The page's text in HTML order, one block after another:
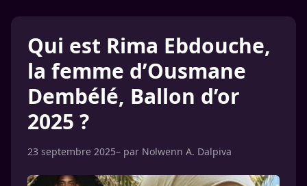
Qui est Rima Ebdouche,
la femme d’Ousmane
Dembélé, Ballon d’or
2025 ?
23 septembre 2025– par Nolwenn A. Dalpiva